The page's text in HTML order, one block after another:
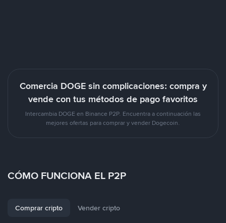
Comercia DOGE sin complicaciones: compra y
vende con tus métodos de pago favoritos
Intercambia DOGE en Binance P2P. Encuentra a continuación las
mejores ofertas para comprar y vender Dogecoin.
CÓMO FUNCIONA EL P2P
Comprar cripto Vender cripto